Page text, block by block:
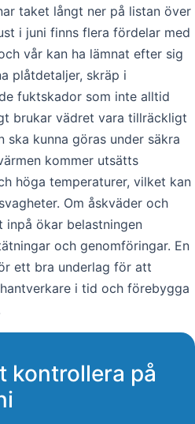
taket långt ner på listan över
i juni finns flera fördelar med
vår kan ha lämnat efter sig
plåtdetaljer, skräp i
fuktskador som inte alltid
brukar vädret vara tillräckligt
kunna göras under säkra
kommer utsätts
höga temperaturer, vilket kan
Om åskväder och
ökar belastningen
och genomföringar. En
ett bra underlag för att
i tid och förebygga
kontrollera på